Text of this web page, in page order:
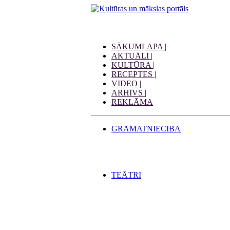
SĀKUMLAPA |
AKTUĀLI |
KULTŪRA |
RECEPTES |
VIDEO |
ARHĪVS |
REKLĀMA
GRĀMATNIECĪBA
TEĀTRI